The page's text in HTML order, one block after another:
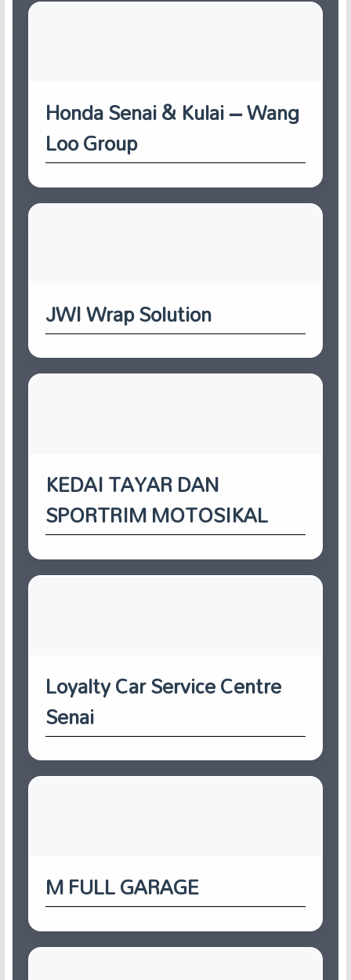
Honda Senai & Kulai – Wang
Loo Group
JWI Wrap Solution
KEDAI TAYAR DAN
SPORTRIM MOTOSIKAL
Loyalty Car Service Centre
Senai
M FULL GARAGE